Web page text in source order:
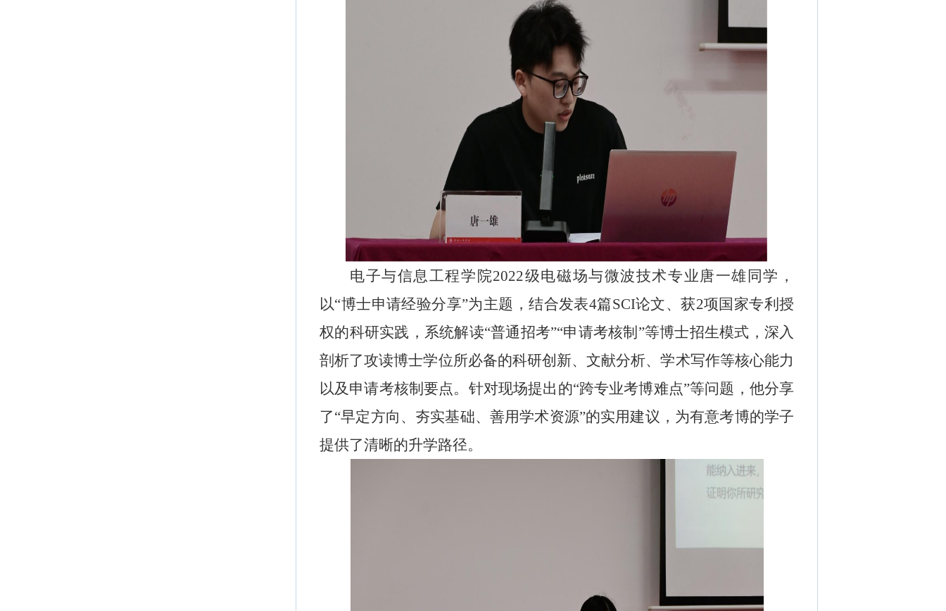
电子与信息工程学院2022级电磁场与微波技术专业唐一雄 同学 ，
以“博士申请经验分享”为主题 ，结合发表4篇SCI论文、获2项国家专利授
权的科研实践，系统解读“普通招考”“申请考核制 ”等博士招生模式，深入
剖析了攻读博士学位所必备的科研创新、文献分析、学术写作等核心能力
以及申请考核制要点。针对现场提出的“跨专业考博难点”等问题， 他分享
了“早定方向、夯实基础、善用学术资源”的实用建议，为有意考博的学子
提供了清晰的升学路径。